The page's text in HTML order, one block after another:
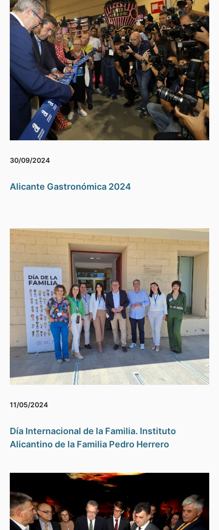
30/09/2024
Alicante Gastronómica 2024
11/05/2024
Día Internacional de la Familia. Instituto
Alicantino de la Familia Pedro Herrero